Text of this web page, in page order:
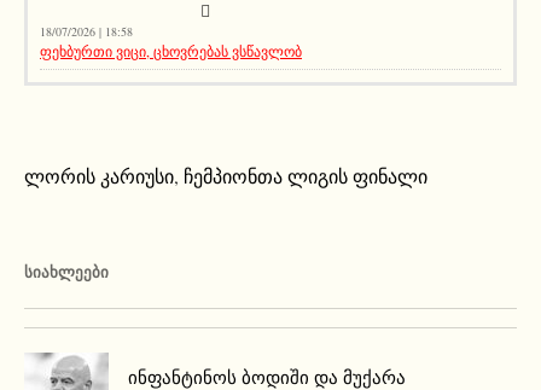
18/07/2026 | 18:58
ფეხბურთი ვიცი, ცხოვრებას ვსწავლობ
ლორის კარიუსი, ჩემპიონთა ლიგის ფინალი
ᲡᲘᲐᲮᲚᲔᲔᲑᲘ
ინფანტინოს ბოდიში და მუქარა